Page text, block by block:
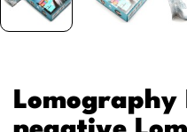
Lomography